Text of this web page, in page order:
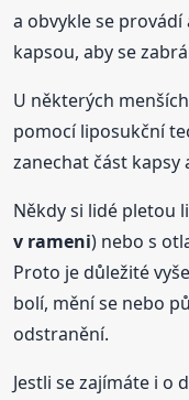
a obvykle se
kapsou, aby se
U některých
pomocí liposukční
zanechat část kapsy
Někdy si lidé pletou
v rameni) nebo s
Proto je důležité
bolí, mění se nebo
odstranění.
Jestli se zajímáte i o